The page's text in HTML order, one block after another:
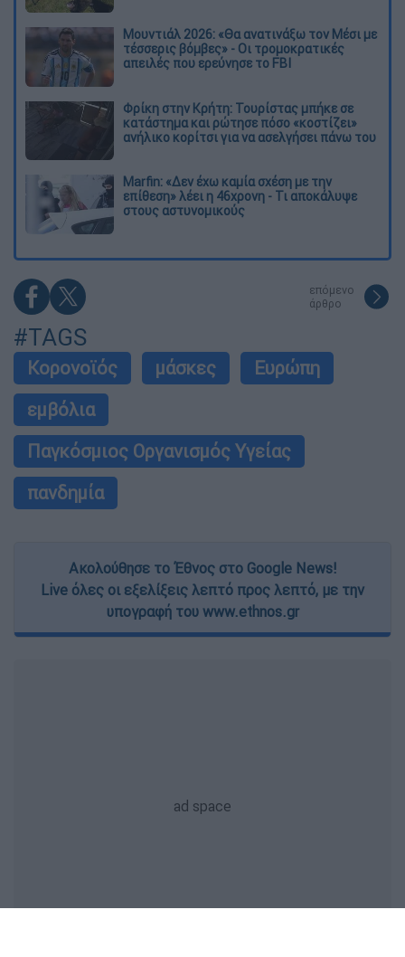
Μουντιάλ 2026: «Θα ανατινάξω τον Μέσι με
τέσσερις βόμβες» - Οι τρομοκρατικές
απειλές που ερεύνησε το FBI
Φρίκη στην Κρήτη: Τουρίστας μπήκε σε
κατάστημα και ρώτησε πόσο «κοστίζει»
ανήλικο κορίτσι για να ασελγήσει πάνω του
Marfin: «Δεν έχω καμία σχέση με την
επίθεση» λέει η 46χρονη - Τι αποκάλυψε
στους αστυνομικούς
επόμενο
άρθρο
#TAGS
Κορονοϊός μάσκες
Ευρώπη
εμβόλια
Παγκόσμιος Οργανισμός Υγείας
πανδημία
Ακολούθησε το Έθνος στο Google News!
Live όλες οι εξελίξεις λεπτό προς λεπτό, με την
υπογραφή του www.ethnos.gr